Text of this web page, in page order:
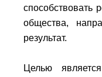
способствовать
общества,
результат.
Целью